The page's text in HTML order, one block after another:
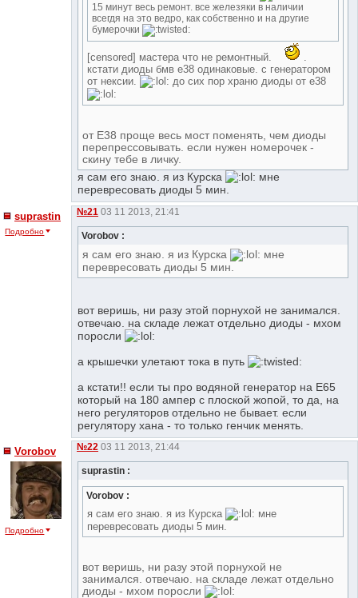
15 минут весь ремонт. все железяки в наличии
всегдя на это ведро, как собственно и на другие
бумерочки
[censored] мастера что не ремонтный.
кстати диоды бмв е38 одинаковые. с генератором
от нексии.
до сих пор храню диоды от е38
от Е38 проще весь мост поменять, чем диоды
перепрессовывать. если нужен номерочек -
скину тебе в личку.
я сам его знаю. я из Курска
мне
перевресовать диоды 5 мин.
suprastin
Подробно
№21 03 11 2013, 21:41
Vorobov :
я сам его знаю. я из Курска
мне
перевресовать диоды 5 мин.
вот веришь, ни разу этой порнухой не занимался.
отвечаю. на складе лежат отдельно диоды - мхом
поросли
а крышечки улетают тока в путь
а кстати!! если ты про водяной генератор на Е65
который на 180 ампер с плоской жопой, то да, на
него регуляторов отдельно не бывает. если
регулятору хана - то только генчик менять.
Vorobov
Подробно
№22 03 11 2013, 21:44
suprastin :
Vorobov :
я сам его знаю. я из Курска
мне
перевресовать диоды 5 мин.
вот веришь, ни разу этой порнухой не
занимался. отвечаю. на складе лежат отдельно
диоды - мхом поросли